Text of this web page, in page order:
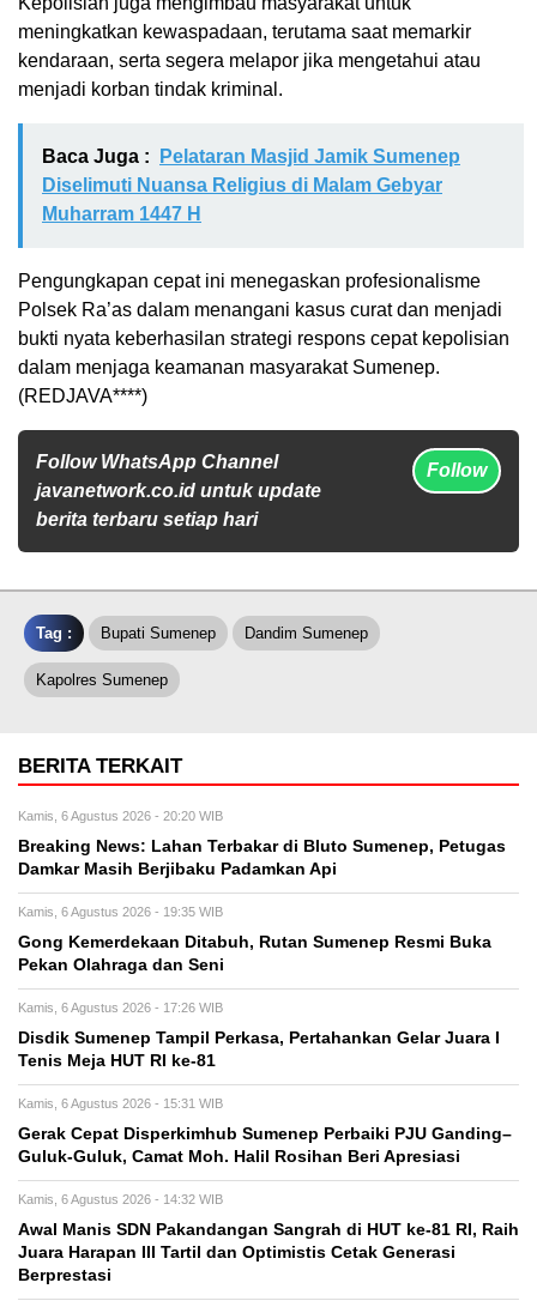
meningkatkan kewaspadaan, terutama saat memarkir
kendaraan, serta segera melapor jika mengetahui atau
menjadi korban tindak kriminal.
Baca Juga :
Pelataran Masjid Jamik Sumenep
Diselimuti Nuansa Religius di Malam Gebyar
Muharram 1447 H
Pengungkapan cepat ini menegaskan profesionalisme
Polsek Ra’as dalam menangani kasus curat dan menjadi
bukti nyata keberhasilan strategi respons cepat kepolisian
dalam menjaga keamanan masyarakat Sumenep.
(REDJAVA****)
Follow WhatsApp Channel
javanetwork.co.id untuk update
berita terbaru setiap hari
Follow
Tag : Bupati Sumenep Dandim Sumenep
Kapolres Sumenep
BERITA TERKAIT
Kamis, 6 Agustus 2026 - 20:20 WIB
Breaking News: Lahan Terbakar di Bluto Sumenep, Petugas
Damkar Masih Berjibaku Padamkan Api
Kamis, 6 Agustus 2026 - 19:35 WIB
Gong Kemerdekaan Ditabuh, Rutan Sumenep Resmi Buka
Pekan Olahraga dan Seni
Kamis, 6 Agustus 2026 - 17:26 WIB
Disdik Sumenep Tampil Perkasa, Pertahankan Gelar Juara I
Tenis Meja HUT RI ke-81
Kamis, 6 Agustus 2026 - 15:31 WIB
Gerak Cepat Disperkimhub Sumenep Perbaiki PJU Ganding–
Guluk-Guluk, Camat Moh. Halil Rosihan Beri Apresiasi
Kamis, 6 Agustus 2026 - 14:32 WIB
Awal Manis SDN Pakandangan Sangrah di HUT ke-81 RI, Raih
Juara Harapan III Tartil dan Optimistis Cetak Generasi
Berprestasi